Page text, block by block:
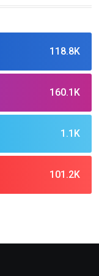
118.8K
160.1K
1.1K
101.2K